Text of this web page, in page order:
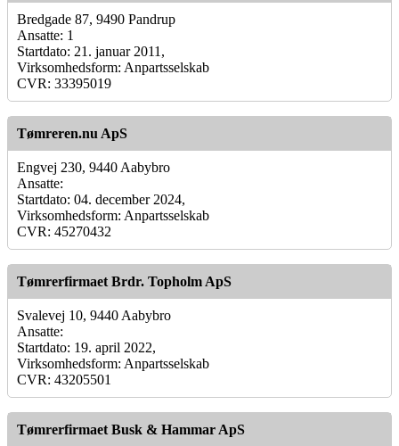
Bredgade 87, 9490 Pandrup
Ansatte: 1
Startdato: 21. januar 2011,
Virksomhedsform: Anpartsselskab
CVR: 33395019
Tømreren.nu ApS
Engvej 230, 9440 Aabybro
Ansatte:
Startdato: 04. december 2024,
Virksomhedsform: Anpartsselskab
CVR: 45270432
Tømrerfirmaet Brdr. Topholm ApS
Svalevej 10, 9440 Aabybro
Ansatte:
Startdato: 19. april 2022,
Virksomhedsform: Anpartsselskab
CVR: 43205501
Tømrerfirmaet Busk & Hammar ApS